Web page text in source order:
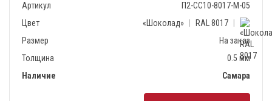
Артикул
П2-СС10-8017-М-05
Цвет
«Шоколад» RAL 8017
Размер
На заказ
Толщина
0.5 мм
Наличие
Самара